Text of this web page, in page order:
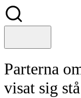
Parterna
visat sig